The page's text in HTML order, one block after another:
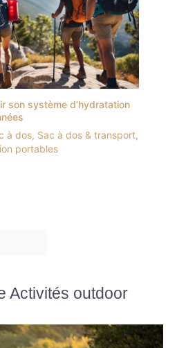
son système d’hydratation
à dos, Sac à dos & transport,
portables
Activités outdoor